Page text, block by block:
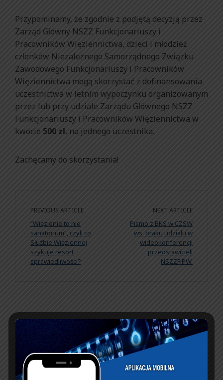
Przypominamy, że zgodnie z podjętą decyzją przez
Zarząd Główny NSZZ Funkcjonariuszy i
Pracowników Więziennictwa, dzieci i młodzież
członków Niezależnego Samorządnego Związku
Zawodowego Funkcjonariuszy i Pracowników
Więziennictwa mogą skorzystać z dofinansowania
uczestnictwa w letnim wypoczynku organizowanym
przez lub przy udziale Zarządu Głównego NSZZ
Funkcjonariuszy i Pracowników Więziennictwa w
kwocie 500 zł. na jednego uczestnika.
Zachęcamy do skorzystania!
PREVIOUS ARTICLE
“Więzienie to nie
sanatorium”, czyli co
Służbie Więziennej
szykuje resort
sprawiedliwości?
NEXT ARTICLE
Pismo z BKS w CZSW
ws. braku udziału w
wideokonferencji
przedstawicieli
NSZZFiPW.
KSIĘGA GOŚCI:
Zobacz księgę